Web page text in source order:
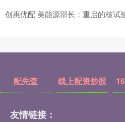
创惠优配 美能源部长：重启的核试
配先查 线上配资炒股
友情链接：